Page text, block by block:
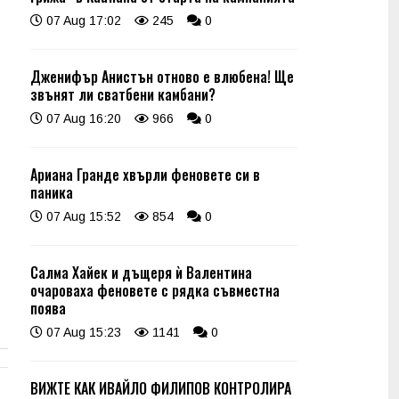
07 Aug 17:02 245 0
Дженифър Анистън отново е влюбена! Ще
звънят ли сватбени камбани?
07 Aug 16:20 966 0
Ариана Гранде хвърли феновете си в
паника
07 Aug 15:52 854 0
Салма Хайек и дъщеря ѝ Валентина
очароваха феновете с рядка съвместна
поява
07 Aug 15:23 1141 0
ВИЖТЕ КАК ИВАЙЛО ФИЛИПОВ КОНТРОЛИРА